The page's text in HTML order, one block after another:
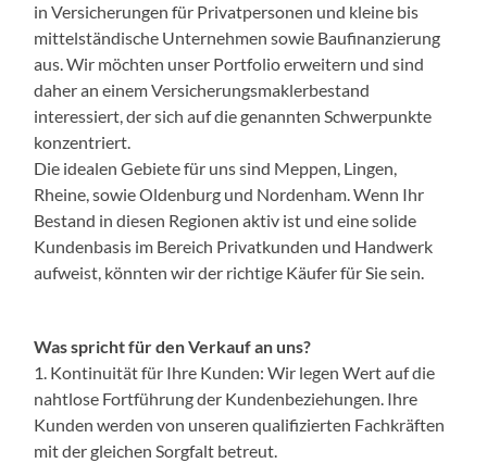
in Versicherungen für Privatpersonen und kleine bis
mittelständische Unternehmen sowie Baufinanzierung
aus. Wir möchten unser Portfolio erweitern und sind
daher an einem Versicherungsmaklerbestand
interessiert, der sich auf die genannten Schwerpunkte
konzentriert.
Die idealen Gebiete für uns sind Meppen, Lingen,
Rheine, sowie Oldenburg und Nordenham. Wenn Ihr
Bestand in diesen Regionen aktiv ist und eine solide
Kundenbasis im Bereich Privatkunden und Handwerk
aufweist, könnten wir der richtige Käufer für Sie sein.
Was spricht für den Verkauf an uns?
1. Kontinuität für Ihre Kunden: Wir legen Wert auf die
nahtlose Fortführung der Kundenbeziehungen. Ihre
Kunden werden von unseren qualifizierten Fachkräften
mit der gleichen Sorgfalt betreut.